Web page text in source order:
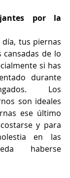
por la
tus piernas
cansadas de lo
si has
durante
Los
son ideales
ese último
y para
en las
haberse